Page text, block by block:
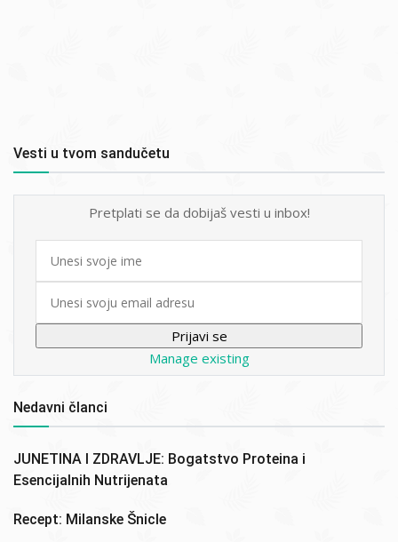
Vesti u tvom sandučetu
Pretplati se da dobijaš vesti u inbox!
First
Manage existing
Nedavni članci
JUNETINA I ZDRAVLJE: Bogatstvo Proteina i
Esencijalnih Nutrijenata
Recept: Milanske Šnicle